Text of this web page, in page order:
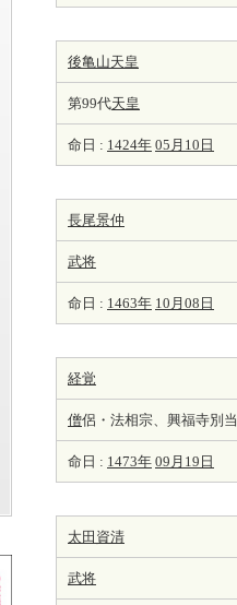
後亀山天皇
第99代天皇
命日 : 1424年 05月10日
長尾景仲
武将
命日 : 1463年 10月08日
経覚
僧侶・法相宗、興福寺別当
命日 : 1473年 09月19日
太田資清
武将